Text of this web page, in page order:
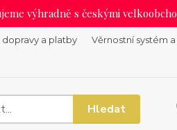
výhradně s českými
dopravy a platby Věrnostní systém
Hledat